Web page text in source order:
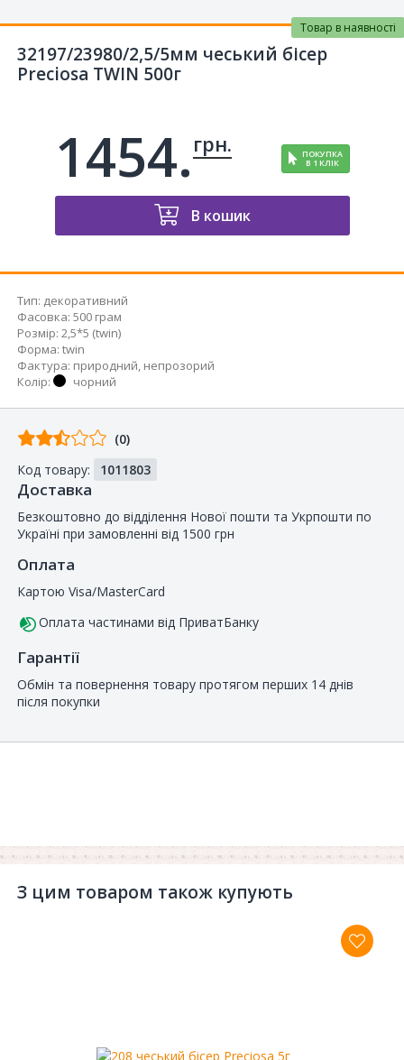
32197/23980/2,5/5мм чеський бісер
Preciosa TWIN 500г
Товар в наявності
1454. грн. ПОКУПКА
В 1 КЛІК
В кошик
Тип: декоративний
Фасовка: 500 грам
Розмір: 2,5*5 (twin)
Форма: twin
Фактура: природний, непрозорий
Колір: чорний
Відгуків
покупців
(0)
Код товару:
1011803
Доставка
Безкоштовно до відділення Нової пошти та Укрпошти по
Україні при замовленні від 1500 грн
Оплата
Картою Visa/MasterCard
Оплата частинами від ПриватБанку
Гарантії
Обмін та повернення товару протягом перших 14 днів
після покупки
З цим товаром також купують